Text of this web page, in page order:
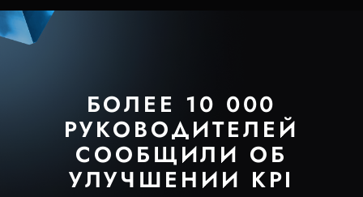
БОЛЕЕ 10 000
РУКОВОДИТЕЛЕЙ
СООБЩИЛИ ОБ
УЛУЧШЕНИИ KPI